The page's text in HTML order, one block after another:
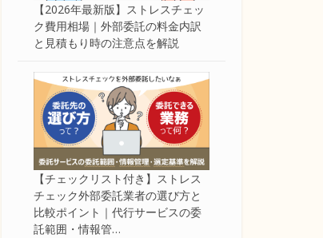
【2026年最新版】ストレスチェッ
ク費用相場｜外部委託の料金内訳
と見積もり時の注意点を解説
【チェックリスト付き】ストレス
チェック外部委託業者の選び方と
比較ポイント｜代行サービスの委
託範囲・情報管…